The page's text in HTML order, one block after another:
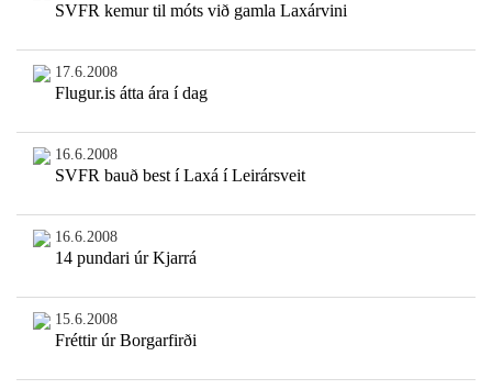
SVFR kemur til móts við gamla Laxárvini
17.6.2008
Flugur.is átta ára í dag
16.6.2008
SVFR bauð best í Laxá í Leirársveit
16.6.2008
14 pundari úr Kjarrá
15.6.2008
Fréttir úr Borgarfirði